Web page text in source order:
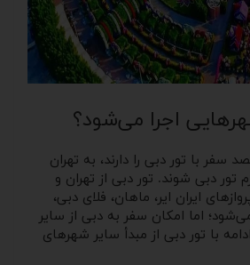
اجرا می‌شود؟
سفر با تور دبی را دارند، به تهران
تور دبی ‌شوند. تور دبی از تهران و
ایران ایر، ماهان، فلای دبی،
می‌شود؛ اما امکان سفر به دبی از سایر
با تور دبی از مبدأ سایر شهرهای